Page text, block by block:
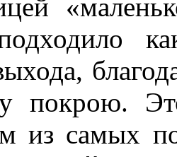
покрою.
из самых